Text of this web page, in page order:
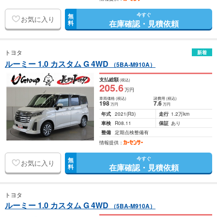
お気に入り 無
料
今すぐ
在庫確認・見積依頼
トヨタ 新着
ルーミー 1.0 カスタム G 4WD （5BA-M910A）
支払総額(税込)
205.6万円
車両価格(税込)
198万円
諸費用 (税込)
7.6 万円
年式 2021(R3) 走行 1.2万km
車検
R08.11 保証 あり
整備 定期点検整備有
情報提供：
お気に入り 無
料
今すぐ
在庫確認・見積依頼
トヨタ
ルーミー 1.0 カスタム G 4WD （5BA-M910A）